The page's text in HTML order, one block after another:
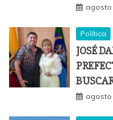
agosto
Política
JOSÉ
agosto